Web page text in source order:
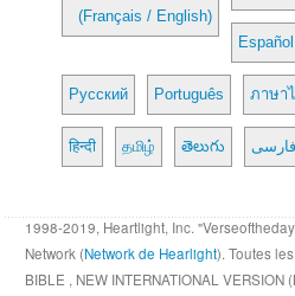
(Français / English)
Español
Русский Português ภาษา
हिन्दी தமிழ் తెలుగు فارسی
1998-2019, Heartlight, Inc.
Network (Network de Hearlight). Toutes
BIBLE , NEW INTERNATIONAL